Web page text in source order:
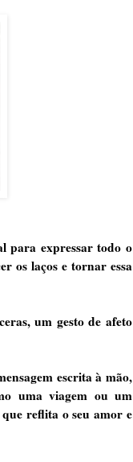
para expressar todo o
os laços e tornar essa
um gesto de afeto
escrita à mão,
uma viagem ou um
reflita o seu amor e